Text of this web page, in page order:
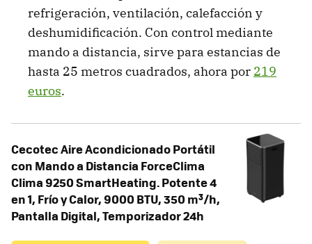
refrigeración, ventilación, calefacción y
deshumidificación. Con control mediante
mando a distancia, sirve para estancias de
hasta 25 metros cuadrados, ahora por 219
euros.
Cecotec Aire Acondicionado Portátil
con Mando a Distancia ForceClima
Clima 9250 SmartHeating. Potente 4
en 1, Frío y Calor, 9000 BTU, 350 m³/h,
Pantalla Digital, Temporizador 24h